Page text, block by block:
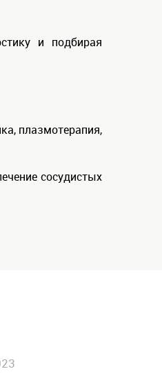
и подбирая
плазмотерапия,
сосудистых